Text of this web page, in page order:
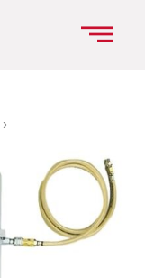
›